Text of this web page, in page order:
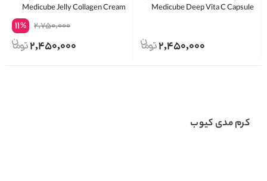
Medicube Deep Vita C Capsule
2,450,000
Medicube Jelly Collagen Cream
2,750,000
11%
2,450,000
کرم مدی کیوب